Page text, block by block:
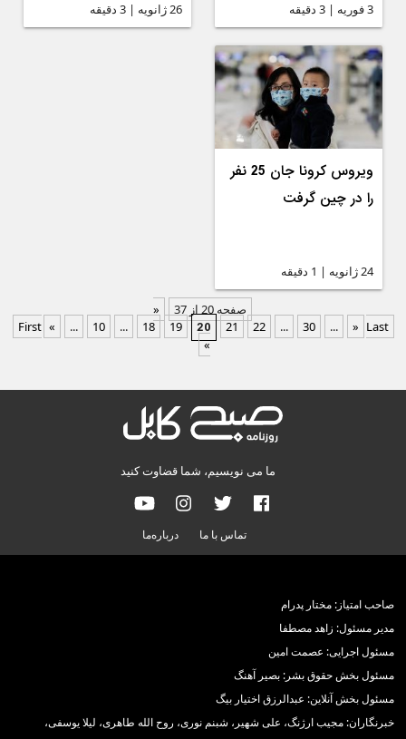
3 فوریه | 3 دقیقه 26 ژانویه | 3 دقیقه
ویروس کرونا جان 25 نفر
را در چین گرفت
24 ژانویه | 1 دقیقه
صفحه 20 از 37
«
First « ... 10 ... 18 19 20 21 22 ... 30 ... » Last
»
ما می نویسیم، شما قضاوت کنید
تماس با ما درباره‌ما
صاحب امتیاز: مختار پدرام
مدیر مسئول: زاهد مصطفا
مسئول اجرایی: عصمت امین
مسئول بخش حقوق بشر: بصیر آهنگ
مسئول بخش آنلاین: عبدالرزق اختیار بیگ
خبرنگاران: مجیب ارژنگ، علی شهیر، شبنم نوری، روح الله طاهری، لیلا یوسفی،